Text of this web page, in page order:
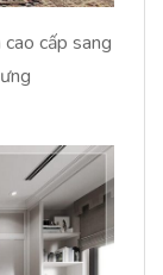
cấp sang